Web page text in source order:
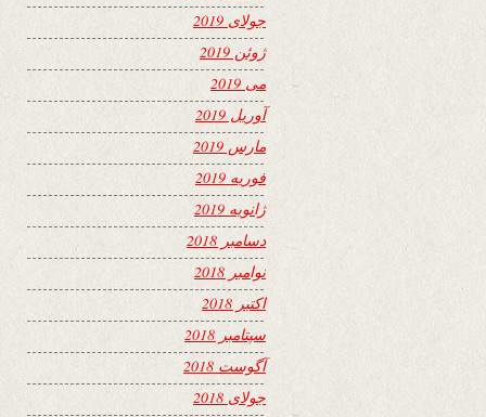
جولای 2019
ژوئن 2019
می 2019
آوریل 2019
مارس 2019
فوریه 2019
ژانویه 2019
دسامبر 2018
نوامبر 2018
اکتبر 2018
سپتامبر 2018
آگوست 2018
جولای 2018